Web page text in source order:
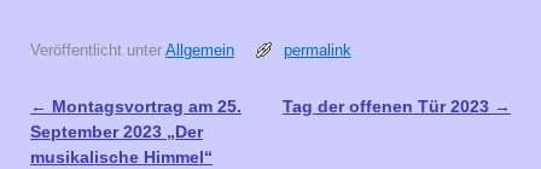
Veröffentlicht unter Allgemein permalink
Artikelnavigation
← Montagsvortrag am 25.
September 2023 „Der
musikalische Himmel“
Tag der offenen Tür 2023 →